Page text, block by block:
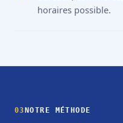
horaires possible.
03 NOTRE MÉTHODE